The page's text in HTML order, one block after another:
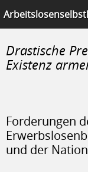
e.V.
Drastische
Existenz
Forderungen
und der